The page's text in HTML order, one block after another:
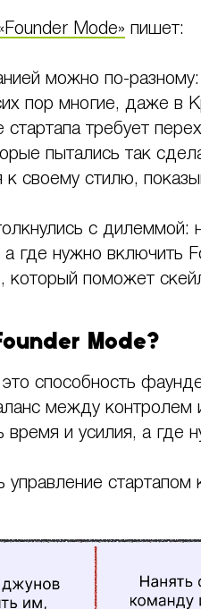
Mode» пишет:
можно по-
пор многие, даже в
стартапа требует
пытались так
к своему стилю,
с дилеммой:
а где нужно
который поможет
Mode?
способность
между контролем
время и усилия, а где
управление